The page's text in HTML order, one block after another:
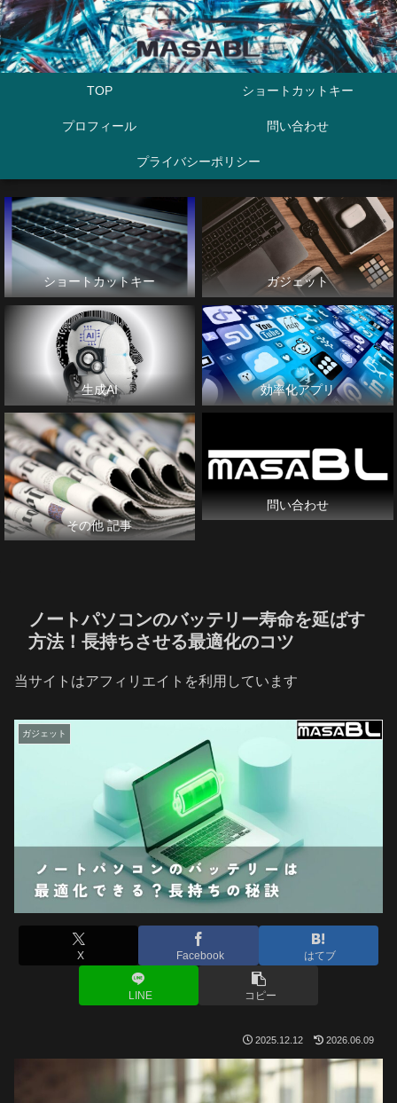
TOP ショートカットキー
プロフィール 問い合わせ
プライバシーポリシー
ショートカットキー ガジェット
生成AI 効率化アプリ
その他 記事
問い合わせ
ノートパソコンのバッテリー寿命を延ばす
方法！長持ちさせる最適化のコツ
当サイトはアフィリエイトを利用しています
ガジェット
X Facebook はてブ
LINE コピー
2025.12.12 2026.06.09